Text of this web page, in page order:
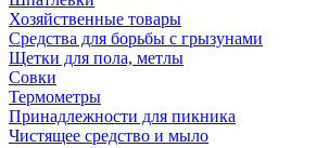
Хозяйственные товары
Средства для борьбы с грызунами
Щетки для пола, метлы
Совки
Термометры
Принадлежности для пикника
Чистящее средство и мыло